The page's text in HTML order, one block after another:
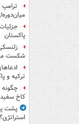
ترامپ
پاکستان
شکست
ترکیه و
کاخ
پشت
استراتژی؟